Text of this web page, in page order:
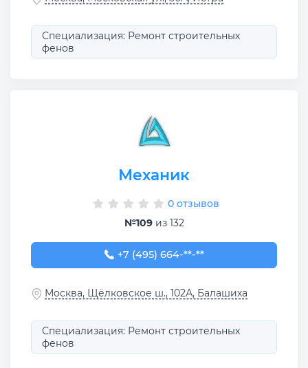
Специализация: Ремонт строительных
фенов
Механик
0 отзывов
№109из 132
+7 (495) 664-40-62
+7 (495) 664-**-**
Москва, Щёлковское ш., 102А, Балашиха
Специализация: Ремонт строительных
фенов